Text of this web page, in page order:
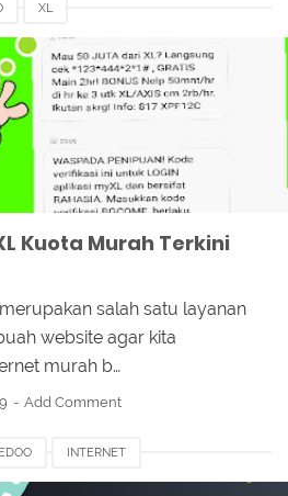
XL
Kuota Murah Terkini
salah satu layanan
website agar kita
murah b…
Add Comment
INTERNET